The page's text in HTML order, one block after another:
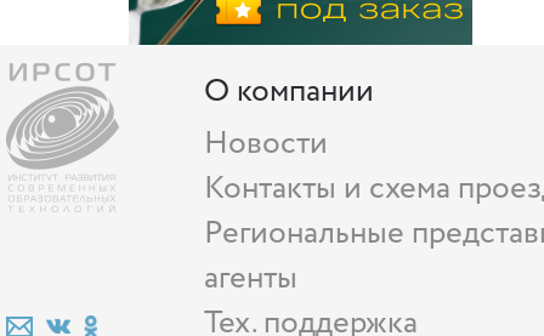
О компании
Новости
Контакты и схема
Региональные
агенты
Тех. поддержка